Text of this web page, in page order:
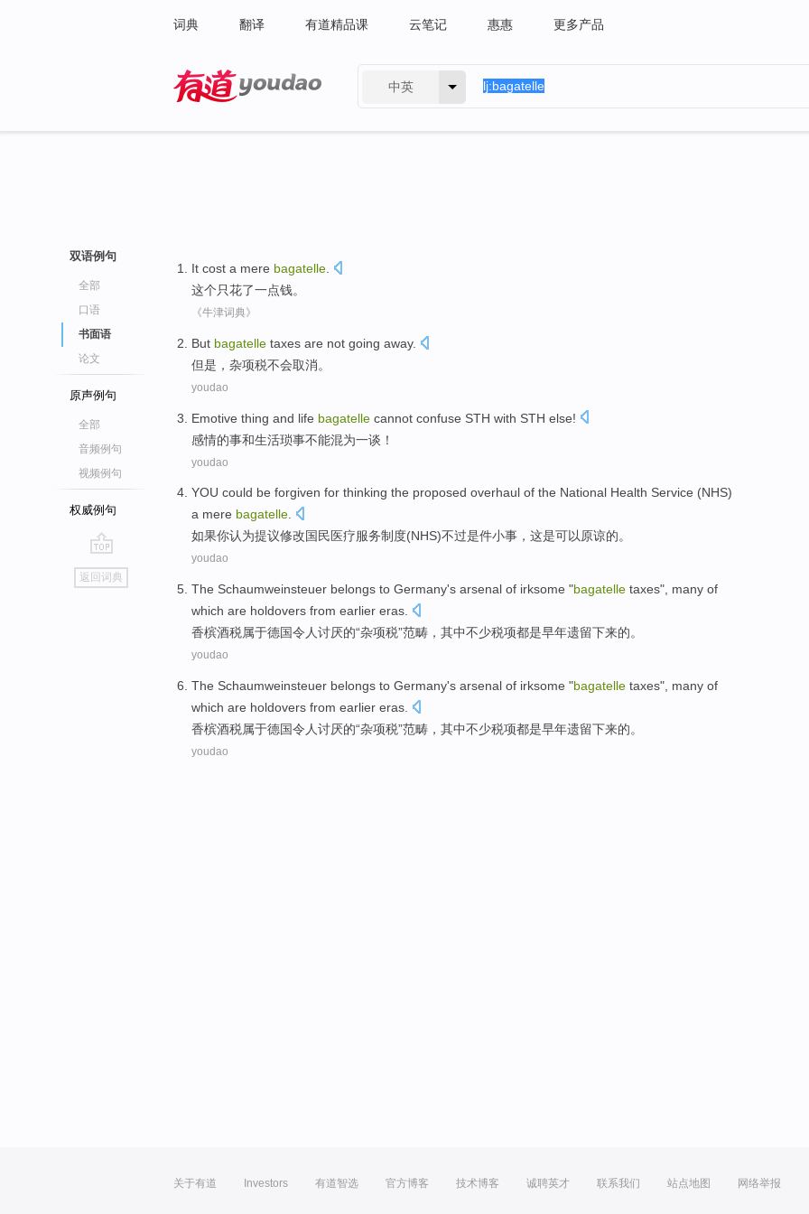
词典 翻译 有道精品课 云笔记 惠惠 更多产品
中英
双语例句
全部
口语
书面语
论文
原声例句
全部
音频例句
视频例句
权威例句
go
top
返回词典
It cost a mere bagatelle
这个只花了一点钱。
《牛津词典》
But bagatelle taxes are not going away.
但是 ， 杂项税不会取消。
youdao
Emotive thing and life bagatelle cannot confuse STH with STH else!
感情的事和生活琐事不能混为一谈 ！
youdao
YOU could be forgiven for thinking the proposed overhaul of the National Health Service (NHS)
a mere bagatelle.
如果你认为提议修改国民医疗服务制度(NHS)不过是件小事，这是可以原谅的。
youdao
The Schaumweinsteuer belongs to Germany's arsenal of irksome "bagatelle taxes", many of
which are holdovers from earlier eras.
香槟酒税属于德国令人讨厌的“杂项税”范畴， 其中不少税项都是早年遗留下来的。
youdao
The Schaumweinsteuer belongs to Germany's arsenal of irksome "bagatelle taxes", many of
which are holdovers from earlier eras.
香槟酒税属于德国令人讨厌的“杂项税”范畴， 其中不少税项都是早年遗留下来的。
youdao
关于有道 Investors 有道智选 官方博客 技术博客 诚聘英才 联系我们 站点地图 网络举报